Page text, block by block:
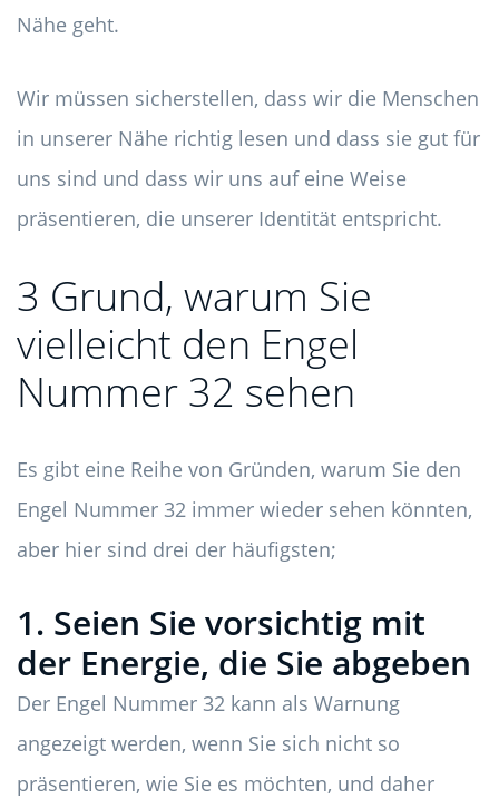
Nähe geht.
Wir müssen sicherstellen, dass wir die Menschen
in unserer Nähe richtig lesen und dass sie gut für
uns sind und dass wir uns auf eine Weise
präsentieren, die unserer Identität entspricht.
3 Grund, warum Sie
vielleicht den Engel
Nummer 32 sehen
Es gibt eine Reihe von Gründen, warum Sie den
Engel Nummer 32 immer wieder sehen könnten,
aber hier sind drei der häufigsten;
1. Seien Sie vorsichtig mit
der Energie, die Sie abgeben
Der Engel Nummer 32 kann als Warnung
angezeigt werden, wenn Sie sich nicht so
präsentieren, wie Sie es möchten, und daher